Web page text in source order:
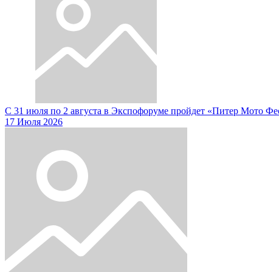
С 31 июля по 2 августа в Экспофоруме пройдет «Питер Мото
17 Июля 2026